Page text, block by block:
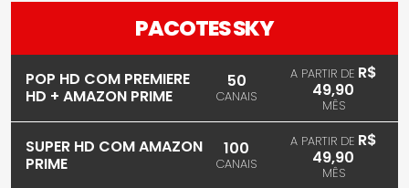
PACOTES SKY
POP HD COM PREMIERE
HD + AMAZON PRIME
50
CANAIS
A PARTIR DE R$
49,90
MÊS
SUPER HD COM AMAZON
PRIME
100
CANAIS
A PARTIR DE R$
49,90
MÊS